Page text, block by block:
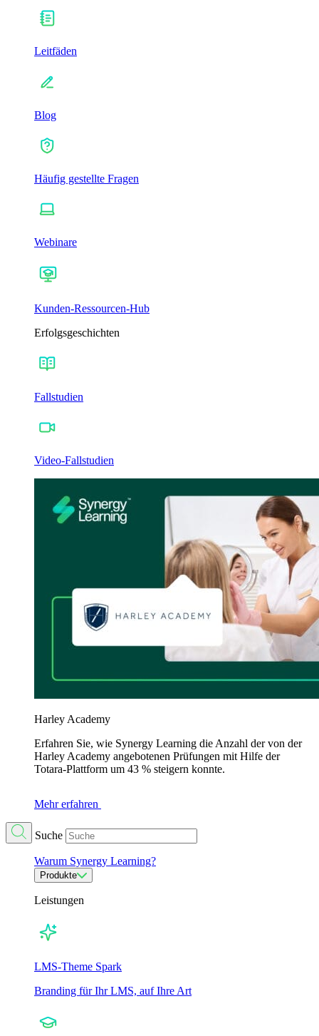
Leitfäden
Blog
Häufig gestellte Fragen
Webinare
Kunden-Ressourcen-Hub
Erfolgsgeschichten
Fallstudien
Video-Fallstudien
Harley Academy
Erfahren Sie, wie Synergy Learning die Anzahl der von der
Harley Academy angebotenen Prüfungen mit Hilfe der
Totara-Plattform um 43 % steigern konnte.
Mehr erfahren
Suche
Warum Synergy Learning?
Produkte
Leistungen
LMS-Theme Spark
Branding für Ihr LMS, auf Ihre Art